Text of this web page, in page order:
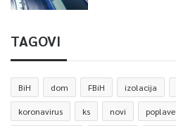
TAGOVI
BiH dom FBiH izolacija
koronavirus ks novi poplave